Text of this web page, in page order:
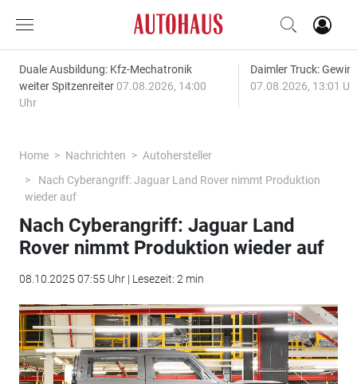
Duale Ausbildung: Kfz-Mechatronik
weiter Spitzenreiter 07.08.2026, 14:00
Uhr
Daimler Truck:
07.08.2026, 13:01
Home Nachrichten
Autohersteller
Nach Cyberangriff: Jaguar Land Rover nimmt Produktion
wieder auf
Nach Cyberangriff: Jaguar Land
Rover nimmt Produktion wieder auf
08.10.2025 07:55 Uhr | Lesezeit: 2 min